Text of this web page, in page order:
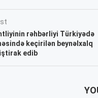
rəhbərliyi Türkiyədə
keçirilən beynəlxalq
edib